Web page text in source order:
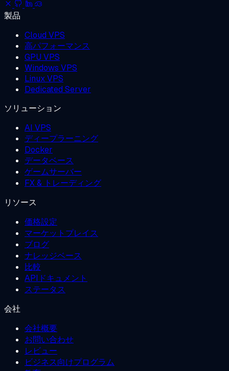
製品
Cloud VPS
高パフォーマンス
GPU VPS
Windows VPS
Linux VPS
Dedicated Server
ソリューション
AI VPS
ディープラーニング
Docker
データベース
ゲームサーバー
FX & トレーディング
リソース
価格設定
マーケットプレイス
ブログ
ナレッジベース
比較
APIドキュメント
ステータス
会社
会社概要
お問い合わせ
レビュー
ビジネス向けプログラム